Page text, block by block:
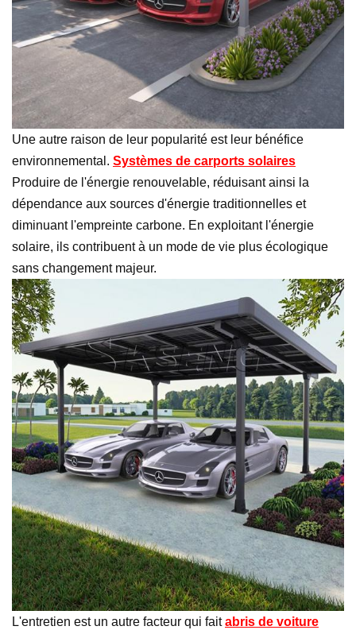
Une autre raison de leur popularité est leur bénéfice
environnemental. Systèmes de carports solaires
Produire de l'énergie renouvelable, réduisant ainsi la
dépendance aux sources d'énergie traditionnelles et
diminuant l'empreinte carbone. En exploitant l'énergie
solaire, ils contribuent à un mode de vie plus écologique
sans changement majeur.
L'entretien est un autre facteur qui faitabris de voiture